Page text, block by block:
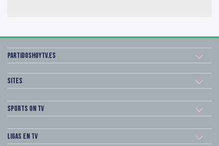
Partidoshoytv.es
Sites
Sports on TV
Ligas en TV